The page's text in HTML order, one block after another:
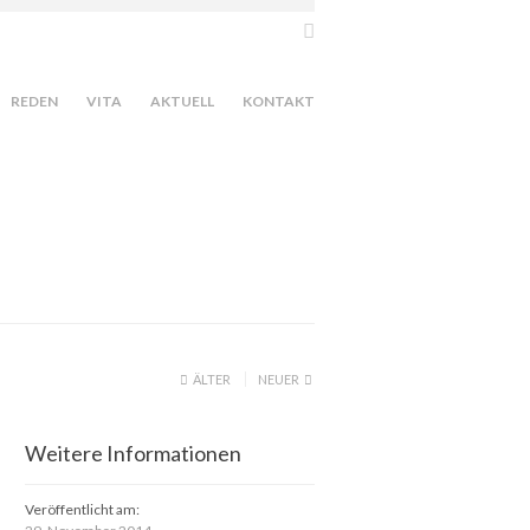
REDEN VITA AKTUELL KONTAKT
ÄLTER NEUER
Weitere Informationen
Veröffentlicht am: